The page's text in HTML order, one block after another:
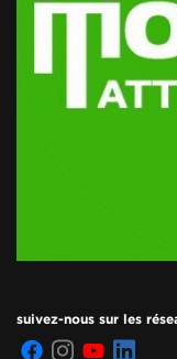
suivez-nous sur les